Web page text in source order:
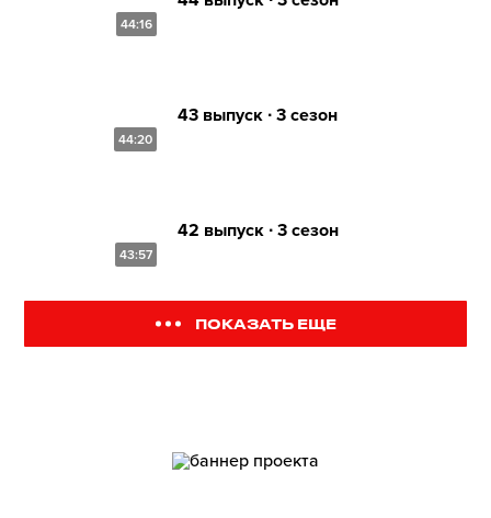
44:16
44:20
43 выпуск ∙ 3 сезон
43:57
42 выпуск ∙ 3 сезон
ПОКАЗАТЬ ЕЩЕ